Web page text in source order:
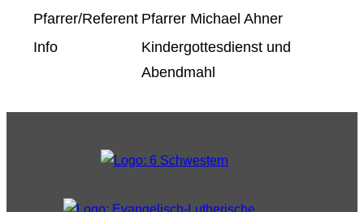
Pfarrer/Referent Pfarrer Michael Ahner
Info
Kindergottesdienst und
Abendmahl